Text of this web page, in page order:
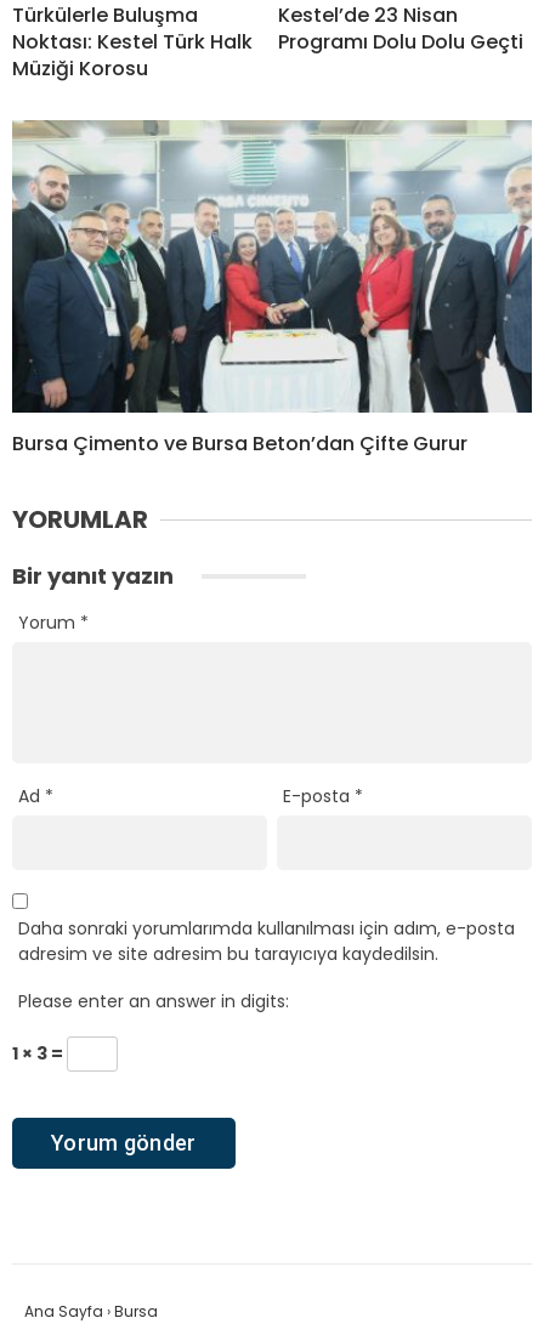
Türkülerle Buluşma
Noktası: Kestel Türk Halk
Müziği Korosu
Kestel’de 23 Nisan
Programı Dolu Dolu Geçti
Bursa Çimento ve Bursa Beton’dan Çifte Gurur
YORUMLAR
Bir yanıt yazın
Yorum *
Ad * E-posta *
Daha sonraki yorumlarımda kullanılması için adım, e-posta
adresim ve site adresim bu tarayıcıya kaydedilsin.
Please enter an answer in digits:
1 × 3 =
Ana Sayfa ›Bursa